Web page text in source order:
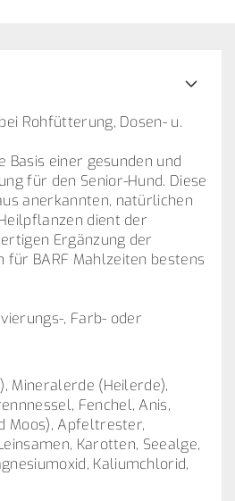
Rohfütterung, Dosen- u.
Basis einer gesunden und
für den Senior-Hund. Diese
anerkannten, natürlichen
dient der
Ergänzung der
für BARF Mahlzeiten bestens
, Farb- oder
Mineralerde (Heilerde),
Fenchel, Anis,
Moos), Apfeltrester,
Karotten, Seealge,
Kaliumchlorid,